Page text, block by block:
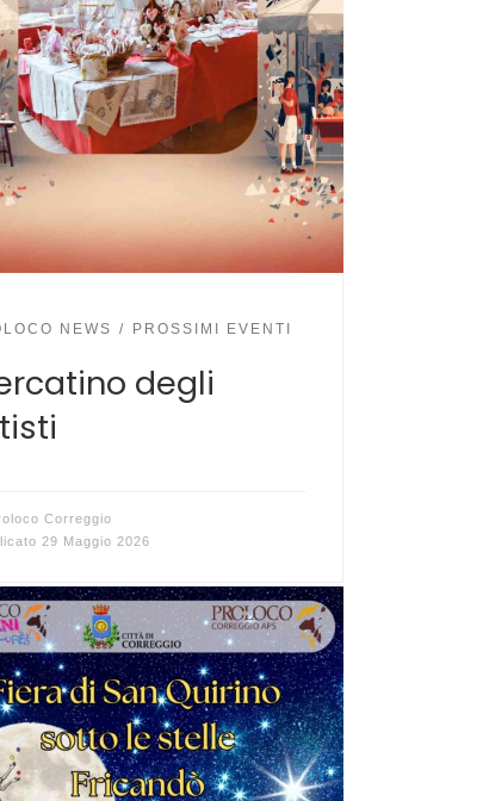
NEWS PROSSIMI EVENTI
degli
Correggio
29 Maggio 2026